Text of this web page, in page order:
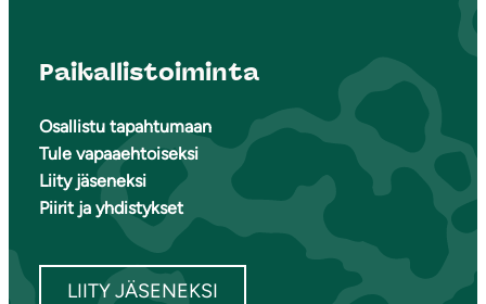
Paikallistoiminta
Osallistu tapahtumaan
Tule vapaaehtoiseksi
Liity jäseneksi
Piirit ja yhdistykset
LIITY JÄSENEKSI